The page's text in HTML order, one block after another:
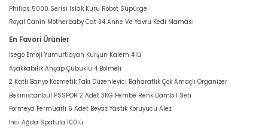
Philips 5000 Serisi Islak Kuru Robot Süpürge
Royal Canin Motherbaby Cat 34 Anne Ve Yavru Kedi Maması
En Favori Ürünler
İsego Emoji Yumurtlayan Kurşun Kalem 4'lü
Ayakkabılık Ahşap Çubuklu 4 Bölmeli
2 Katlı Banyo Kozmetik Takı Düzenleyici Baharatlık Çok Amaçlı Organizer
Besinistanbul PSSPOR 2 Adet 3KG Pembe Renk Dambıl Seti
Formeya Fermuarlı 6 Adet Beyaz Yastık Koruyucu Alez
İnci Ağda Spatula 100lü